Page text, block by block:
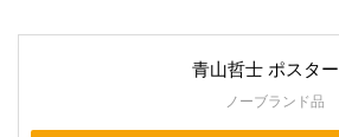
青山哲士 ポスター
ノーブランド品